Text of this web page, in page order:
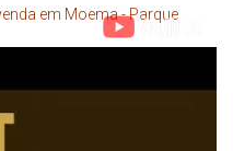
em Moema - Parque